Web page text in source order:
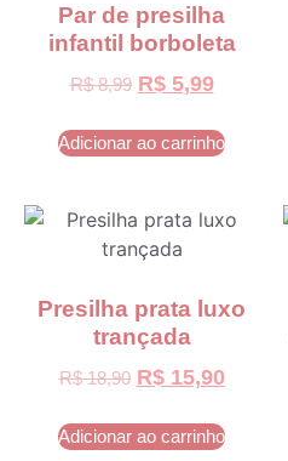
Par de presilha
infantil borboleta
R$8,99 R$5,99
Adicionar ao carrinho
Presilha prata luxo
trançada
R$18,90 R$15,90
Adicionar ao carrinho